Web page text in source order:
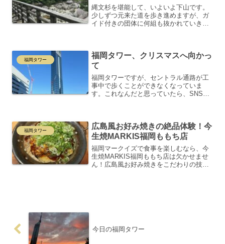
縄文杉を堪能して、いよいよ下山です。
少しずつ元来た道を歩き進めますが、ガ
イド付きの団体に何組も抜かれていきま
でしたが、足は限界に近づい...
福岡タワー
福岡タワー、クリスマスへ向かっ
て
福岡タワーですが、セントラル通路が工
事中で歩くことができなくなっていま
す。これなんだと思っていたら、SNSか
いですが、残念ながら通...
福岡タワー
広島風お好み焼きの絶品体験！今
生焼MARKIS福岡ももち店
福岡マークイズで食事を楽しむなら、今
生焼MARKIS福岡ももち店は欠かせませ
ん！広島風お好み焼きをこだわりの技術
今日の福岡タワー